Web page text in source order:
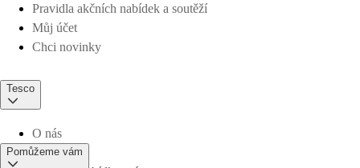
Pravidla akčních nabídek a soutěží
Můj účet
Chci novinky
Tesco
O nás
Pomůžeme vám